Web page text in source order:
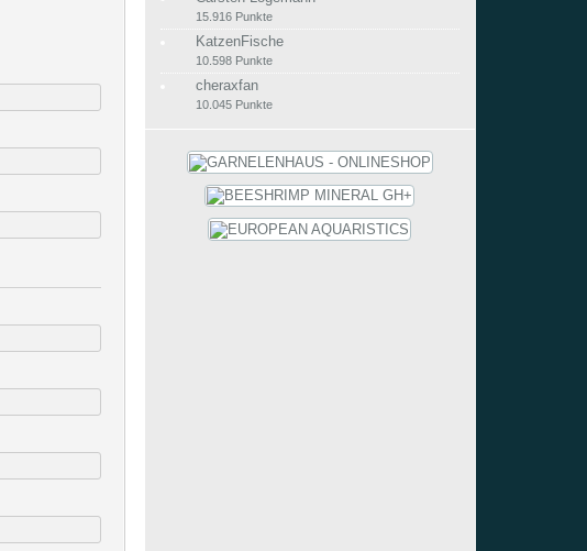
15.916 Punkte
KatzenFische
10.598 Punkte
cheraxfan
10.045 Punkte